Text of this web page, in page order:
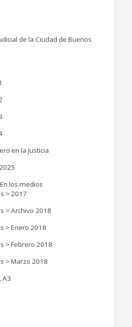
de la Ciudad de Buenos
en la Justicia
los medios
> 2017
> Archivo 2018
> Enero 2018
> Febrero 2018
> Marzo 2018
A3